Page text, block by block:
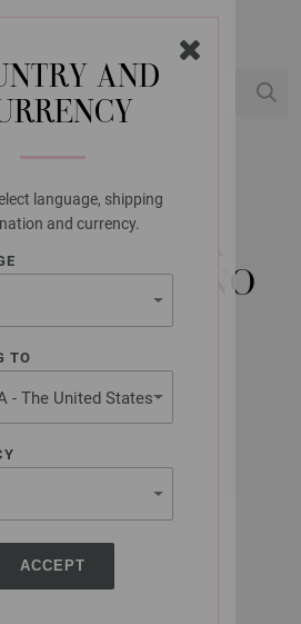
AND
language, shipping
and currency.
TO
- The United States
ACCEPT
GROSSA
DA
LEGNO
MIS,
80CM